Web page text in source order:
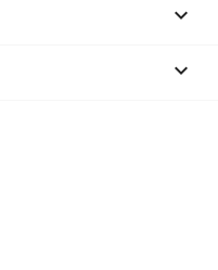

keyboard_arrow_down